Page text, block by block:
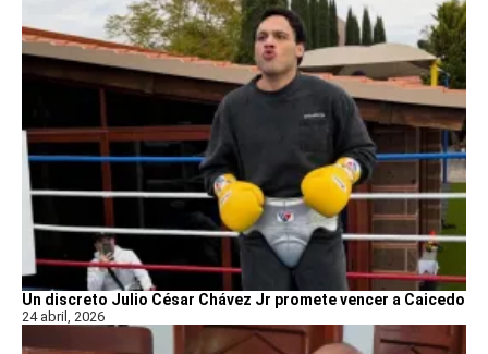
Un discreto Julio César Chávez Jr promete vencer a Caicedo
24 abril, 2026